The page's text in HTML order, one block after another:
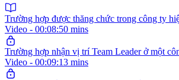
Trường hợp được thăng chức trong công ty
Video - 00:08:50 mins
Trường hợp nhận vị trí Team Leader ở một
Video - 00:09:13 mins